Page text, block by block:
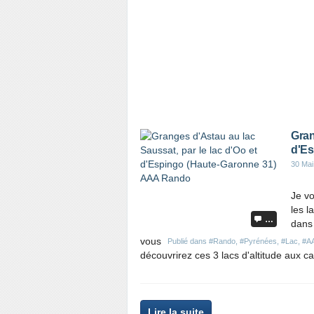
…
30
Publié dans #Rando #Pyrénées #Lac
Je
les
vous
découvrirez ces 3 lacs d'altitude aux